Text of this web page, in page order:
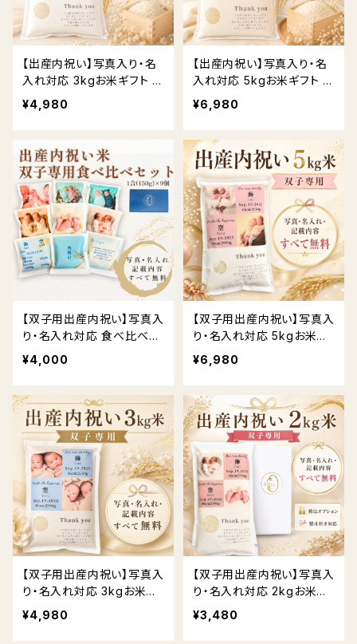
【出産内祝い】写真入り・名
入れ対応 3kgお米ギフト 送
料無料
¥4,980
【出産内祝い】写真入り・名
入れ対応 5kgお米ギフト 送
料無料
¥6,980
【双子用出産内祝い】写真入
り・名入れ対応 食べ比べお
米ギフト（3品種）送料無料
¥4,000
【双子用出産内祝い】写真入
り・名入れ対応 5kgお米ギ
フト｜ 送料無料
¥6,980
【双子用出産内祝い】写真入
り・名入れ対応 3kgお米ギ
フト｜ 送料無料
¥4,980
【双子用出産内祝い】写真入
り・名入れ対応 2kgお米ギ
フト｜贈答用BOX・熨斗対
応 送料無料
¥3,480